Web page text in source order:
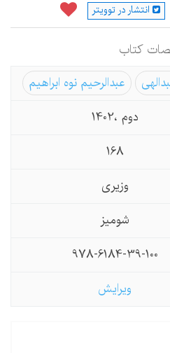
انتشار در توویتر
كتاب
عبدالرحیم نوه ابراهیم
دوم ،1402
168
وزیری
شومیز
978-6184-39-100
ویرایش